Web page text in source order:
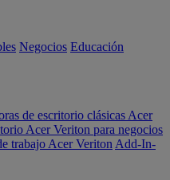
Negocios Educación
de escritorio clásicas Acer
Acer Veriton para negocios
trabajo Acer Veriton Add-In-